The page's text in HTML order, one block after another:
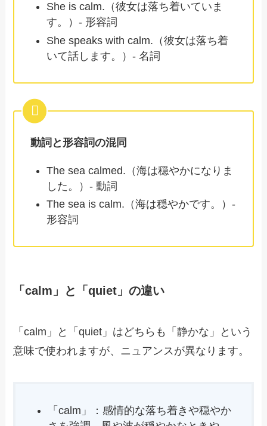
She is calm.（彼女は落ち着いていま
す。）- 形容詞
She speaks with calm.（彼女は落ち着
いて話します。）- 名詞
動詞と形容詞の混同
The sea calmed.（海は穏やかになりま
した。）- 動詞
The sea is calm.（海は穏やかです。）-
形容詞
「calm」と「quiet」の違い
「calm」と「quiet」はどちらも「静かな」という
意味で使われますが、ニュアンスが異なります。
「calm」：感情的な落ち着きや穏やか